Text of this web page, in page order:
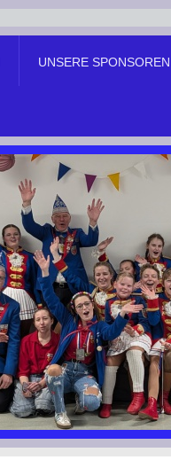
UNSERE SPONSOREN